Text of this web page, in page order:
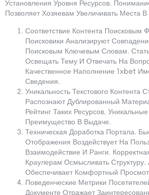
Установления Уровня Ресурсов.
Позволяет Хозяевам Увеличивать Места В
Соответствие Контента Поисковым
Поисковики Анализируют
Поисковым Ключевым Словам.
Освещать Тему И Отвечать На
Качественное Наполнение 1xbet
Сведения.
Уникальность Текстового Контента
Распознают Дублированный
Рейтинг Таких Ресурсов.
Преимущество В Выдаче.
Техническая Доработка Портала.
Отображения Воздействует На
Взаимодействие И Ранги.
Краулерам Осмысливать
Обеспечивает Комфортный
Поведенческие Метрики
Документе Отражает